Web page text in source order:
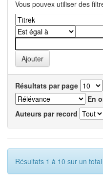
Vous pouvex utiliser des
Résultats par page
En
Auteurs par record
Résultats 1 à 10 sur un